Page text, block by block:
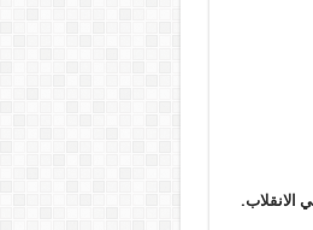
الانقلاب.